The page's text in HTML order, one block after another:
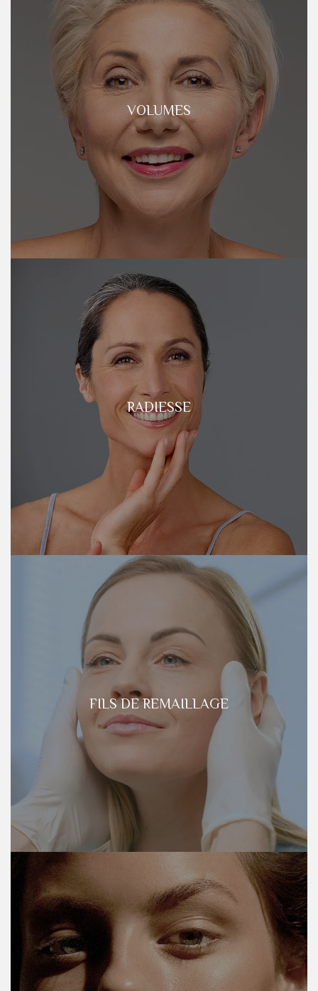
VOLUMES
RADIESSE
FILS DE REMAILLAGE